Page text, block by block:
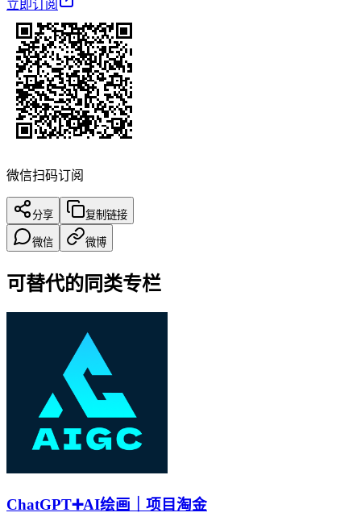
立即订阅
微信扫码订阅
分享 复制链接
微信 微博
可替代的同类专栏
ChatGPT➕AI绘画｜项目淘金